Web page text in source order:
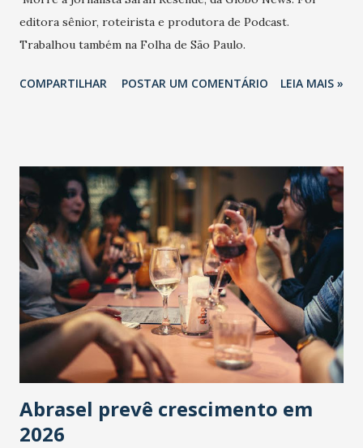
editora sênior, roteirista e produtora de Podcast.
Trabalhou também na Folha de São Paulo.
COMPARTILHAR POSTAR UM COMENTÁRIO LEIA MAIS »
Abrasel prevê crescimento em
2026